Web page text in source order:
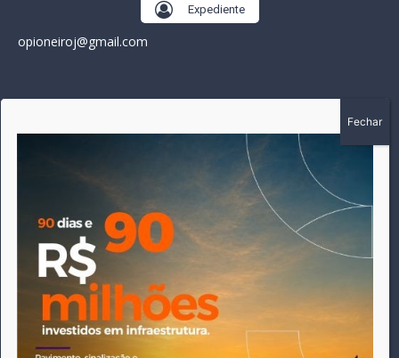
Expediente
opioneiroj@gmail.com
A história do Pioneiro inicia em fevereiro de 2005 em
Canarana - MT, na época, como um jornal impresso semanal,
que chegou a possuir mil assinantes. Durante 15 anos, foram
publicadas 691 edições que narraram os acontecimentos
políticos, policiais e cotidianos de Canarana e região. Fiel a sua
origem, pautado sempre pela busca incessante da
imparcialidade, faz jus a sua logo, com o característico "avião
da praça" de Canarana, sendo o símbolo do
comprometimento deste veículo de comunicação com o
relato dos fatos neste município. Em 06 de dezembro de 2019
circulou a última edição impressa do jornal, que desde então